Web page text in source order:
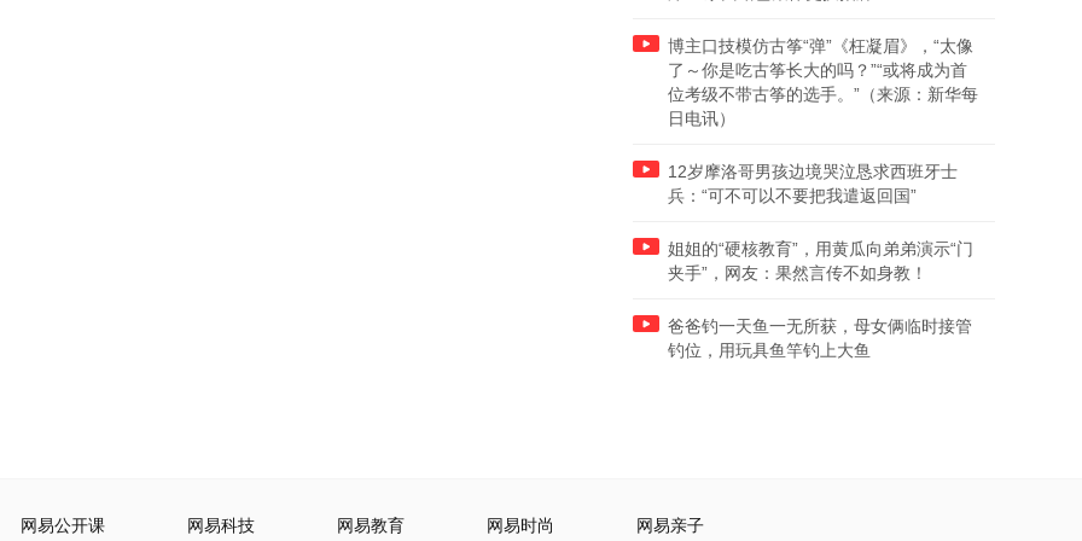
博主口技模仿古筝“弹”《枉凝眉》，“太像
了～你是吃古筝长大的吗？”“或将成为首
位考级不带古筝的选手。”（来源：新华每
日电讯）
12岁摩洛哥男孩边境哭泣恳求西班牙士
兵：“可不可以不要把我遣返回国”
姐姐的“硬核教育”，用黄瓜向弟弟演示“门
夹手”，网友：果然言传不如身教！
爸爸钓一天鱼一无所获，母女俩临时接管
钓位，用玩具鱼竿钓上大鱼
网易公开课 网易科技 网易教育 网易时尚 网易亲子